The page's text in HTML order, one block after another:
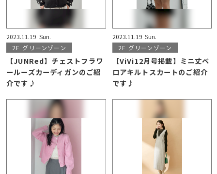
2023.11.19 Sun.
2F グリーンゾーン
【JUNRed】チェストフラワ
ールーズカーディガンのご紹
介です♪
2023.11.19 Sun.
2F グリーンゾーン
【ViVi12月号掲載】ミニ丈ベ
ロアキルトスカートのご紹介
です♪